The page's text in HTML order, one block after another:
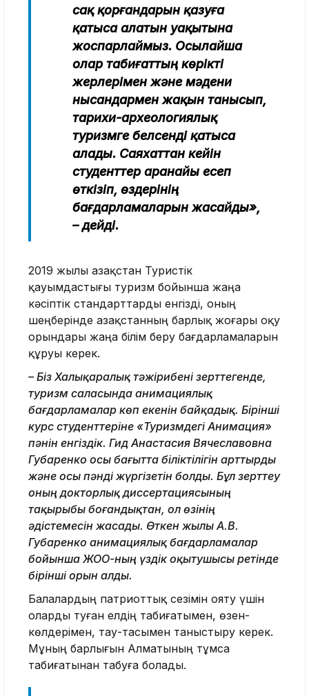
сақ қорғандарын қазуға
қатыса алатын уақытына
жоспарлаймыз. Осылайша
олар табиғаттың көрікті
жерлерімен және мәдени
нысандармен жақын танысып,
тарихи-археологиялық
туризмге белсенді қатыса
алады. Саяхаттан кейін
студенттер аранайы есеп
өткізіп, өздерінің
бағдарламаларын жасайды»,
– дейді.
2019 жылы Қазақстан Туристік
қауымдастығы туризм бойынша жаңа
кәсіптік стандарттарды енгізді, оның
шеңберінде Қазақстанның барлық жоғары оқу
орындары жаңа білім беру бағдарламаларын
құруы керек.
– Біз Халықаралық тәжірибені зерттегенде,
туризм саласында анимациялық
бағдарламалар көп екенін байқадық. Бірінші
курс студенттеріне «Туризмдегі Анимация»
пәнін енгіздік. Гид Анастасия Вячеславовна
Губаренко осы бағытта біліктілігін арттырды
және осы пәнді жүргізетін болды. Бұл зерттеу
оның докторлық диссертациясының
тақырыбы боғандықтан, ол өзінің
әдістемесін жасады. Өткен жылы А.В.
Губаренко анимациялық бағдарламалар
бойынша ЖОО-ның үздік оқытушысы ретінде
бірінші орын алды.
Балалардың патриоттық сезімін ояту үшін
оларды туған елдің табиғатымен, өзен-
көлдерімен, тау-тасымен таныстыру керек.
Мұның барлығын Алматының тұмса
табиғатынан табуға болады.